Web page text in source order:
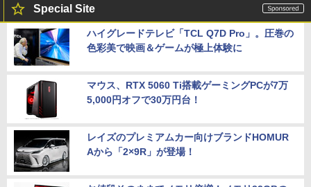
Special Site
ハイグレードテレビ「TCL Q7D Pro」。圧巻の
色彩美で映画＆ゲームが極上体験に
マウス、RTX 5060 Ti搭載ゲーミングPCが7万
5,000円オフで30万円台！
レイズのプレミアムカー向けブランドHOMUR
Aから「2×9R」が登場！